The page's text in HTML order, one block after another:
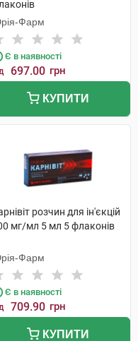
Фарм
Є в наявності
697.00 грн
КУПИТИ
розчин для ін'єкцій
мг/мл 5 мл 5 флаконів
Фарм
Є в наявності
709.90 грн
КУПИТИ